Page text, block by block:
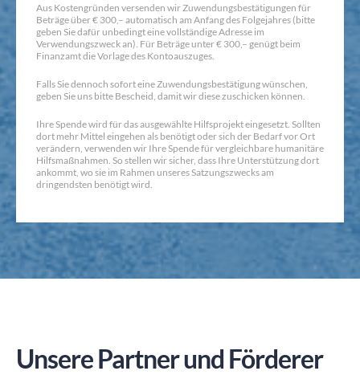
Aus Kostengründen versenden wir Zuwendungsbestätigungen für
Beträge über € 300,– automatisch am Anfang des Folgejahres (bitte
geben Sie dafür unbedingt eine vollständige Adresse im
Verwendungszweck an). Für Beträge unter € 300,– genügt beim
Finanzamt die Vorlage des Kontoauszuges.
Falls Sie dennoch sofort eine Zuwendungsbestätigung wünschen,
geben Sie uns bitte Bescheid, damit wir diese zuschicken können.
Ihre Spende wird für das ausgewählte Hilfsprojekt eingesetzt. Sollten
dort mehr Mittel eingehen als benötigt oder sich der Bedarf vor Ort
verändern, verwenden wir Ihre Spende für vergleichbare humanitäre
Hilfsmaßnahmen. So stellen wir sicher, dass Ihre Unterstützung dort
ankommt, wo sie im Rahmen unseres Satzungszwecks am
dringendsten benötigt wird.
Unsere Partner und Förderer